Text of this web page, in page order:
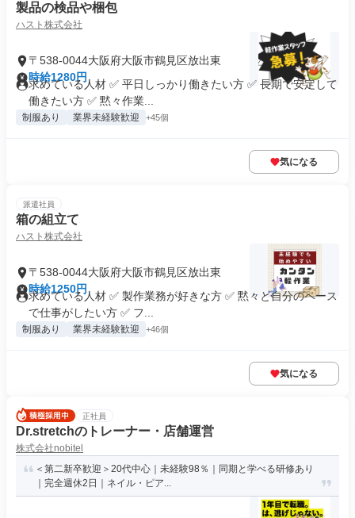
製品の検品や梱包
ハスト株式会社
〒538-0044大阪府大阪市鶴見区放出東
時給1280円
求めている人材 ✅ 平日しっかり働きたい方 ✅ 長期で安定して
働きたい方 ✅ 黙々作業...
制服あり 業界未経験歓迎 +45個
気になる
派遣社員
箱の組立て
ハスト株式会社
〒538-0044大阪府大阪市鶴見区放出東
時給1250円
求めている人材 ✅ 製作業務が好きな方 ✅ 黙々と自分のペース
で仕事がしたい方 ✅ フ...
制服あり 業界未経験歓迎 +46個
気になる
正社員
Dr.stretchのトレーナー・店舗運営
株式会社nobitel
＜第二新卒歓迎＞20代中心｜未経験98％｜同期と学べる研修あり
｜完全週休2日｜ネイル・ピア...